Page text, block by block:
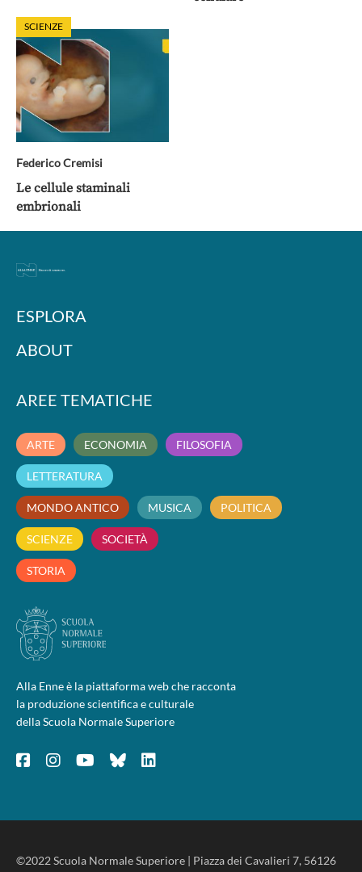
SCIENZE
Federico Cremisi
Le cellule staminali
embrionali
ESPLORA
ABOUT
AREE TEMATICHE
ARTE ECONOMIA FILOSOFIA
LETTERATURA
MONDO ANTICO MUSICA POLITICA
SCIENZE SOCIETÀ
STORIA
Alla Enne è la piattaforma web che racconta
la produzione scientifica e culturale
della Scuola Normale Superiore
©2022 Scuola Normale Superiore | Piazza dei Cavalieri 7, 56126